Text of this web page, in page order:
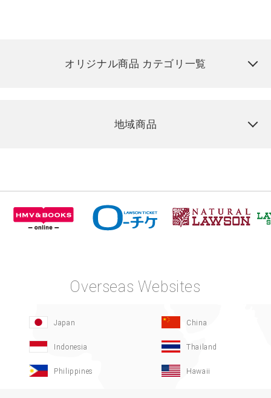
オリジナル商品 カテゴリ一覧
地域商品
Overseas Websites
Japan China
Indonesia Thailand
Philippines Hawaii